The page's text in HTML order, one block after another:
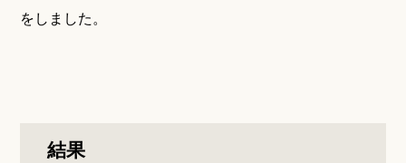
をしました。
結果